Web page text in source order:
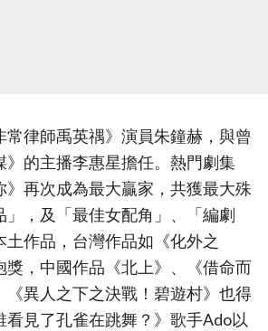
常律師禹英禑》演員朱鐘赫，與曾
》的主播李惠星擔任。熱門劇集
》再次成為最大贏家，共獲最大殊
，及「最佳女配角」、「編劇
土作品，台灣作品如《化外之
獎，中國作品《北上》、《借命而
《異人之下之決戰！碧遊村》也得
看見了孔雀在跳舞？》歌手Ado以